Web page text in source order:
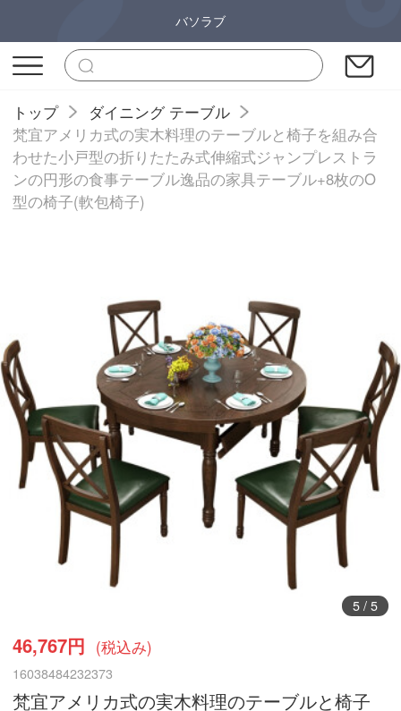
バソラブ
トップ
ダイニング テーブル
梵宜アメリカ式の実木料理のテーブルと椅子を組み合
わせた小戸型の折りたたみ式伸縮式ジャンプレストラ
ンの円形の食事テーブル逸品の家具テーブル+8枚のO
型の椅子(軟包椅子)
1/ 5
46,767円 (税込み)
16038484232373
梵宜アメリカ式の実木料理のテーブルと椅子